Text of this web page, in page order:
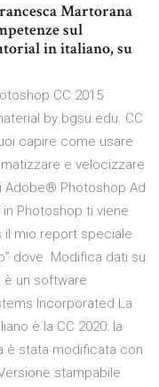
Martorana
sul
in italiano, su
CC 2015
by bgsu.edu. CC
capire come usare
e velocizzare
Adobe® Photoshop Ad
Photoshop ti viene
il mio report speciale
dove Modifica dati su
è un software
Incorporated La
è la CC 2020: la
è stata modificata con
stampabile